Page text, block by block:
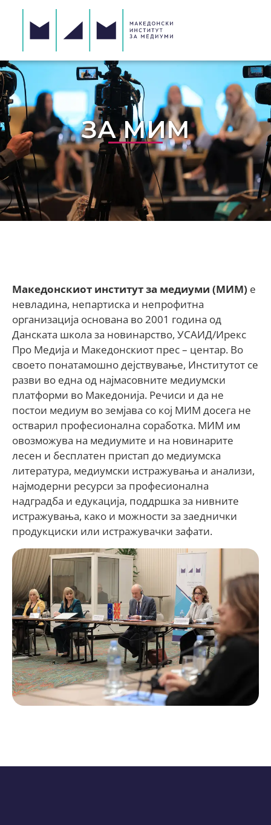
ЗА МИМ
Македонскиот институт за медиуми (МИМ) е
невладина, непартиска и непрофитна
организација основана во 2001 година од
Данската школа за новинарство, УСАИД/Ирекс
Про Медија и Македонскиот прес – центар. Во
своето понатамошно дејствување, Институтот се
разви во една од најмасовните медиумски
платформи во Македонија. Речиси и да не
постои медиум во земјава со кој МИМ досега не
остварил професионална соработка. МИМ им
овозможува на медиумите и на новинарите
лесен и бесплатен пристап до медиумска
литература, медиумски истражувања и анализи,
најмодерни ресурси за професионална
надградба и едукација, поддршка за нивните
истражувања, како и можности за заеднички
продукциски или истражувачки зафати.